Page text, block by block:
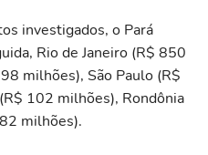
investigados, o Pará
Rio de Janeiro (R$ 850
milhões), São Paulo (R$
102 milhões), Rondônia
milhões).